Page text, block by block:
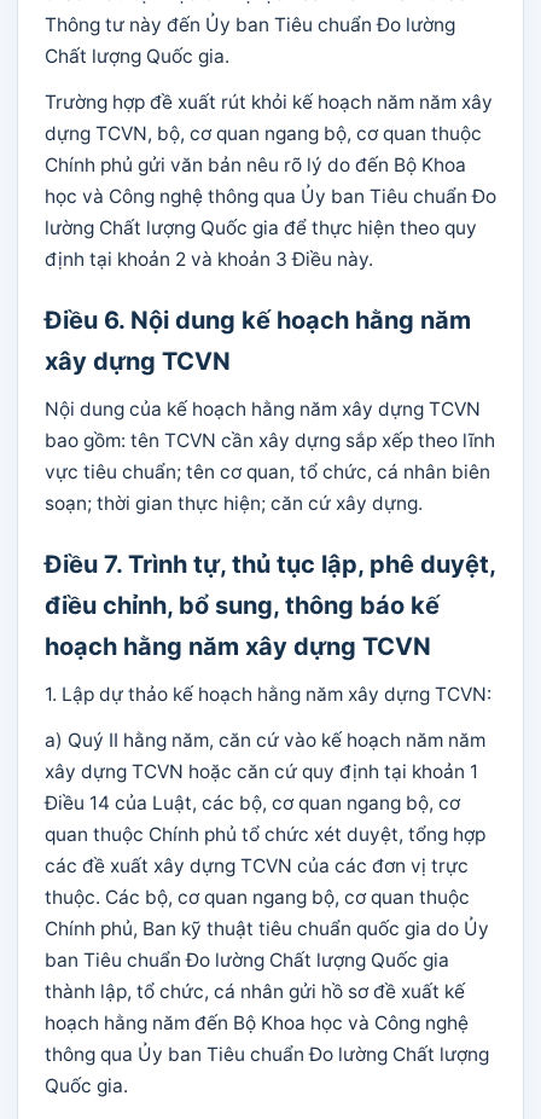
Thông tư này đến Ủy ban Tiêu chuẩn Đo lường
Chất lượng Quốc gia.
Trường hợp đề xuất rút khỏi kế hoạch năm năm xây
dựng TCVN, bộ, cơ quan ngang bộ, cơ quan thuộc
Chính phủ gửi văn bản nêu rõ lý do đến Bộ Khoa
học và Công nghệ thông qua Ủy ban Tiêu chuẩn Đo
lường Chất lượng Quốc gia để thực hiện theo quy
định tại khoản 2 và khoản 3 Điều này.
Điều 6. Nội dung kế hoạch hằng năm
xây dựng TCVN
Nội dung của kế hoạch hằng năm xây dựng TCVN
bao gồm: tên TCVN cần xây dựng sắp xếp theo lĩnh
vực tiêu chuẩn; tên cơ quan, tổ chức, cá nhân biên
soạn; thời gian thực hiện; căn cứ xây dựng.
Điều 7. Trình tự, thủ tục lập, phê duyệt,
điều chỉnh, bổ sung, thông báo kế
hoạch hằng năm xây dựng TCVN
1. Lập dự thảo kế hoạch hằng năm xây dựng TCVN:
a) Quý II hằng năm, căn cứ vào kế hoạch năm năm
xây dựng TCVN hoặc căn cứ quy định tại khoản 1
Điều 14 của Luật, các bộ, cơ quan ngang bộ, cơ
quan thuộc Chính phủ tổ chức xét duyệt, tổng hợp
các đề xuất xây dựng TCVN của các đơn vị trực
thuộc. Các bộ, cơ quan ngang bộ, cơ quan thuộc
Chính phủ, Ban kỹ thuật tiêu chuẩn quốc gia do Ủy
ban Tiêu chuẩn Đo lường Chất lượng Quốc gia
thành lập, tổ chức, cá nhân gửi hồ sơ đề xuất kế
hoạch hằng năm đến Bộ Khoa học và Công nghệ
thông qua Ủy ban Tiêu chuẩn Đo lường Chất lượng
Quốc gia.